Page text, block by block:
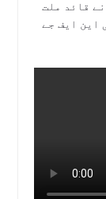
قائد ملت
این ایف جے